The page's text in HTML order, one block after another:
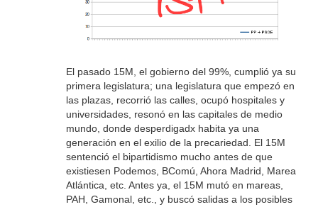
El pasado 15M, el gobierno del 99%, cumplió ya su
primera legislatura; una legislatura que empezó en
las plazas, recorrió las calles, ocupó hospitales y
universidades, resonó en las capitales de medio
mundo, donde desperdigadx habita ya una
generación en el exilio de la precariedad. El 15M
sentenció el bipartidismo mucho antes de que
existiesen Podemos, BComú, Ahora Madrid, Marea
Atlántica, etc. Antes ya, el 15M mutó en mareas,
PAH, Gamonal, etc., y buscó salidas a los posibles